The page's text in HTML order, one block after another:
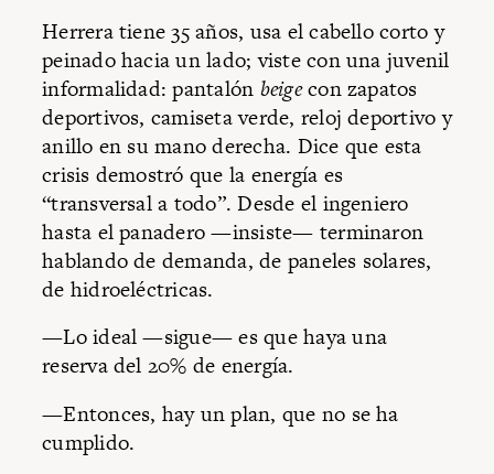
Herrera tiene 35 años, usa el cabello corto y
peinado hacia un lado; viste con una juvenil
informalidad: pantalón beigecon zapatos
deportivos, camiseta verde, reloj deportivo y
anillo en su mano derecha. Dice que esta
crisis demostró que la energía es
“transversal a todo”. Desde el ingeniero
hasta el panadero —insiste— terminaron
hablando de demanda, de paneles solares,
de hidroeléctricas.
—Lo ideal —sigue— es que haya una
reserva del 20% de energía.
—Entonces, hay un plan, que no se ha
cumplido.